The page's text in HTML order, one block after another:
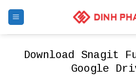
Download Snagit
Google